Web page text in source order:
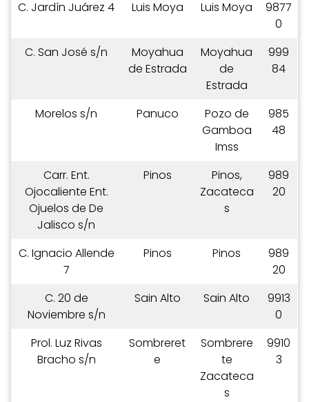
C. Jardín Juárez 4 Luis Moya Luis Moya
9877
0
C. San José s/n
Moyahua
de Estrada
Moyahua
de
Estrada
999
84
Morelos s/n Panuco
Pozo de
Gamboa
Imss
985
48
Carr. Ent.
Ojocaliente Ent.
Ojuelos de De
Jalisco s/n
Pinos
Pinos,
Zacateca
s
989
20
C. Ignacio Allende
7
Pinos Pinos
989
20
C. 20 de
Noviembre s/n
Sain Alto Sain Alto
9913
0
Prol. Luz Rivas
Bracho s/n
Sombreret
e
Sombrere
te
Zacateca
s
9910
3